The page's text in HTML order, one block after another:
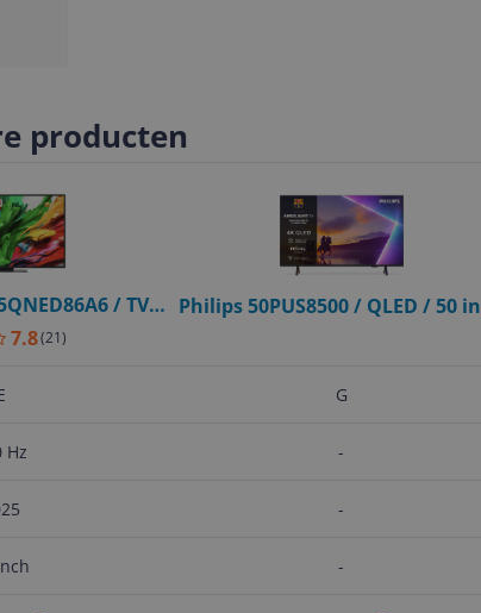
producten
/ TV
/ 2025
7.8(21)
Hz
Philips 50PUS8500 / QLED / 50
G
-
-
-